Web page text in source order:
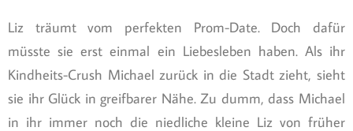
Liz träumt vom perfekten Prom-Date. Doch dafür
müsste sie erst einmal ein Liebesleben haben. Als ihr
Kindheits-Crush Michael zurück in die Stadt zieht, sieht
sie ihr Glück in greifbarer Nähe. Zu dumm, dass Michael
in ihr immer noch die niedliche kleine Liz von früher